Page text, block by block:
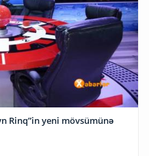
Rinq”in yeni mövsümünə